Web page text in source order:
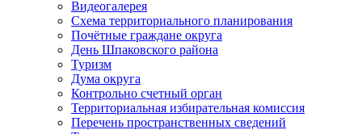
Видеогалерея
Схема территориального планирования
Почётные граждане округа
День Шпаковского района
Туризм
Дума округа
Контрольно счетный орган
Территориальная избирательная комиссия
Перечень пространственных сведений